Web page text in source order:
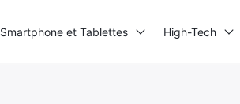
Smartphone et Tablettes High-Tech